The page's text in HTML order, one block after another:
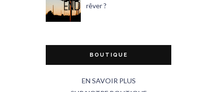
rêver ?
BOUTIQUE
EN SAVOIR PLUS